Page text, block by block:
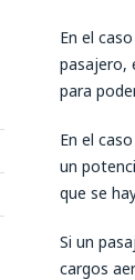
En el
pasajero,
para
En el
un
que se
Si un
cargos